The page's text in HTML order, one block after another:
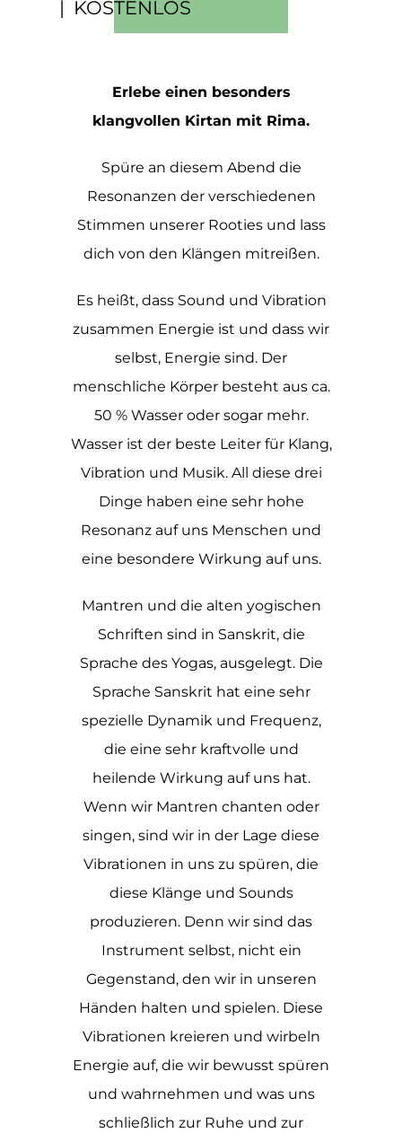
| KOSTENLOS
Erlebe einen besonders
klangvollen Kirtan mit Rima.
Spüre an diesem Abend die
Resonanzen der verschiedenen
Stimmen unserer Rooties und lass
dich von den Klängen mitreißen.
Es heißt, dass Sound und Vibration
zusammen Energie ist und dass wir
selbst, Energie sind. Der
menschliche Körper besteht aus ca.
50 % Wasser oder sogar mehr.
Wasser ist der beste Leiter für Klang,
Vibration und Musik. All diese drei
Dinge haben eine sehr hohe
Resonanz auf uns Menschen und
eine besondere Wirkung auf uns.
Mantren und die alten yogischen
Schriften sind in Sanskrit, die
Sprache des Yogas, ausgelegt. Die
Sprache Sanskrit hat eine sehr
spezielle Dynamik und Frequenz,
die eine sehr kraftvolle und
heilende Wirkung auf uns hat.
Wenn wir Mantren chanten oder
singen, sind wir in der Lage diese
Vibrationen in uns zu spüren, die
diese Klänge und Sounds
produzieren. Denn wir sind das
Instrument selbst, nicht ein
Gegenstand, den wir in unseren
Händen halten und spielen. Diese
Vibrationen kreieren und wirbeln
Energie auf, die wir bewusst spüren
und wahrnehmen und was uns
schließlich zur Ruhe und zur